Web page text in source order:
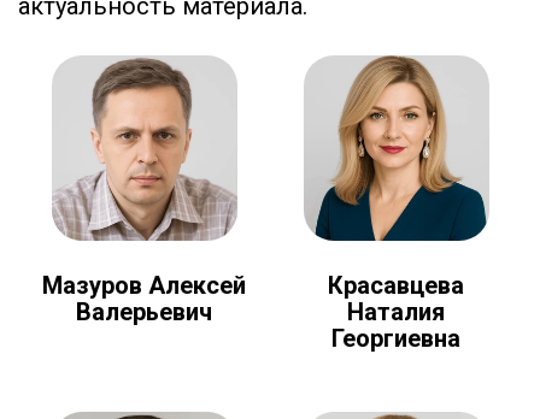
Мазуров Алексей
Валерьевич
Красавцева
Наталия
Георгиевна